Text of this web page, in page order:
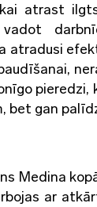
atrast
atradusi
bet gan
Medina
ar